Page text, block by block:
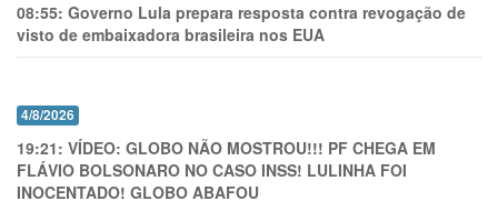
08:55: Governo Lula prepara resposta contra revogação de
visto de embaixadora brasileira nos EUA
4/8/2026
19:21: VÍDEO: GLOBO NÃO MOSTROU!!! PF CHEGA EM
FLÁVIO BOLSONARO NO CASO INSS! LULINHA FOI
INOCENTADO! GLOBO ABAFOU